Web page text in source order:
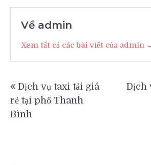
Về admin
Xem tất cả các bài viết của admin
hướng
bài
Dịch vụ taxi tải giá
rẻ tại phố Thanh
Bình
Dịch